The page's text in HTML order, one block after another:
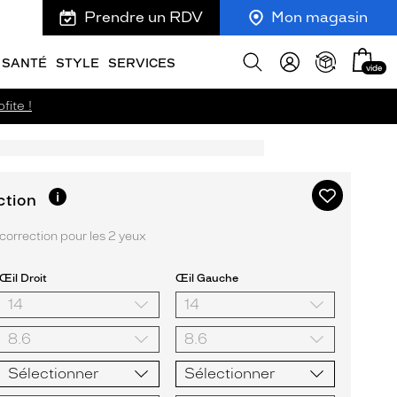
Prendre un RDV Mon magasin
SANTÉ STYLE SERVICES
Afficher
Mon
panier
vide
!
Ajouter
à
Plus
d’informations
l’option
pour les 2 yeux
Œil Droit Œil Gauche